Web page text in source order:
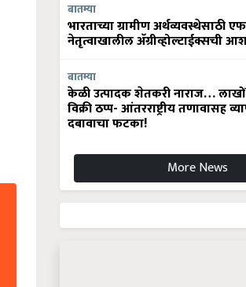
बातम्या
भारताच्या ग्रामीण अर्थव्यवस्थेसाठी
नेतृत्वाखालील अ‍ॅग्रीव्होल्टाईक्सची
बातम्या
केळी उत्पादक शेतकरी नाराज…
विक्री ठप्प- आंतरराष्ट्रीय तणावासह
दबावाचा फटका!
More News